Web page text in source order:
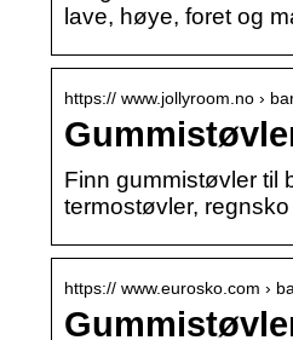
lave, høye, foret og
https:// www.jollyroom.no ›
Finn gummistøvler til
termostøvler,
https:// www.eurosko.com ›